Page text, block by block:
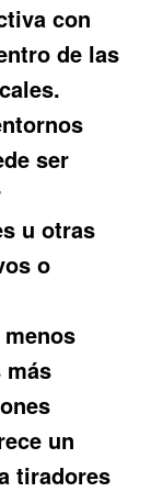
con
de las
ser
u otras
o
más
un
tiradores